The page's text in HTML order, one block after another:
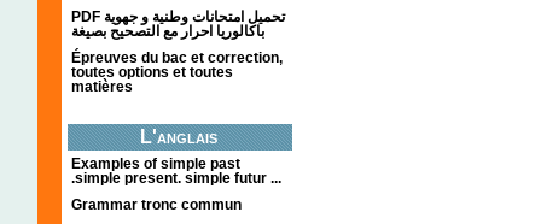
PDF تحميل امتحانات وطنية و جهوية
باكالوريا احرار مع التصحيح بصيغة
Épreuves du bac et correction,
toutes options et toutes
matières
L'anglais
Examples of simple past
.simple present. simple futur ...
Grammar tronc commun